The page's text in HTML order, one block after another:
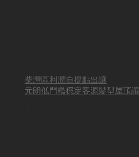
柴灣區利潤自提點出讓
元朗低門檻穩定客源髮型屋頂讓